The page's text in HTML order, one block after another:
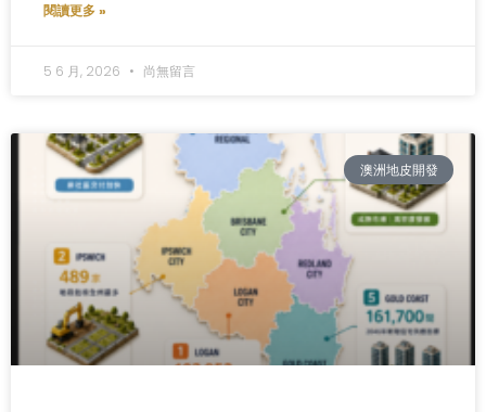
閱讀更多 »
5 6 月, 2026 尚無留言
澳洲地皮開發